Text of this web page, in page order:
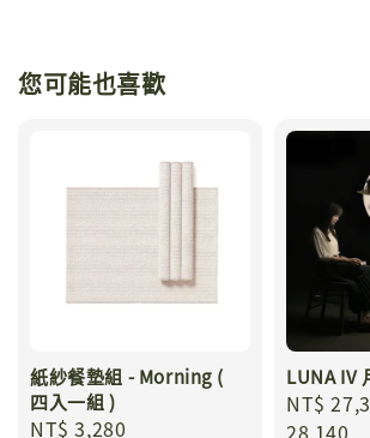
您可能也喜歡
紙紗餐墊組 - Morning (
四入一組 )
Regular
NT$ 3,280
LUNA IV
Regular
price
NT$
28,140